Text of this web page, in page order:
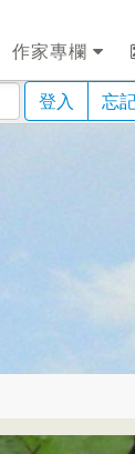
作家專欄
登入 忘